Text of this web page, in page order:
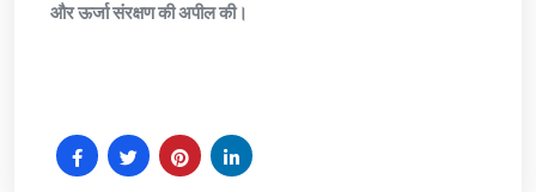
और ऊर्जा संरक्षण की अपील की।